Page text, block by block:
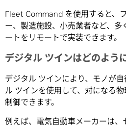
Fleet Command を使用すると、
ー、製造施設、小売業者など、多
ートをリモートで実装できます。
デジタル ツインはどのよう
デジタル ツインにより、モノが
ル ツインを使用して、対になる
制御できます。
例えば、電気自動車メーカーは、